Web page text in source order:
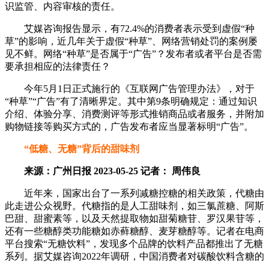
识监管、内容审核的责任。
艾媒咨询报告显示，有72.4%的消费者表示受到虚假“种
草”的影响，近几年关于虚假“种草”、网络营销处罚的案例屡
见不鲜。网络“种草”是否属于“广告”？发布者或者平台是否需
要承担相应的法律责任？
今年5月1日正式施行的《互联网广告管理办法》，对于
“种草”“广告”有了清晰界定。其中第9条明确规定：通过知识
介绍、体验分享、消费测评等形式推销商品或者服务，并附加
购物链接等购买方式的，广告发布者应当显著标明“广告”。
“低糖、无糖”背后的甜味剂
来源：广州日报 2023-05-25 记者： 周伟良
近年来，国家出台了一系列减糖控糖的相关政策，代糖由
此走进公众视野。代糖指的是人工甜味剂，如三氯蔗糖、阿斯
巴甜、甜蜜素等，以及天然提取物如甜菊糖苷、罗汉果苷等，
还有一些糖醇类功能糖如赤藓糖醇、麦芽糖醇等。记者在电商
平台搜索“无糖饮料”，发现多个品牌的饮料产品都推出了无糖
系列。据艾媒咨询2022年调研，中国消费者对碳酸饮料含糖的